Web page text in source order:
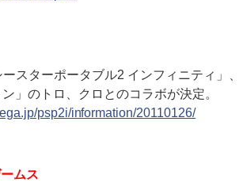
ースターポータブル2 インフィニティ」
」のトロ、クロとのコラボが決定。
psp2i/information/20110126/
ムス